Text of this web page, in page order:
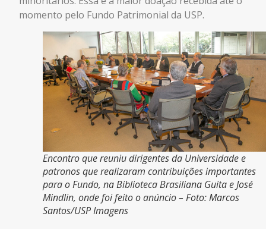
momento pelo Fundo Patrimonial da USP.
Encontro que reuniu dirigentes da Universidade e
patronos que realizaram contribuições importantes
para o Fundo, na Biblioteca Brasiliana Guita e José
Mindlin, onde foi feito o anúncio – Foto: Marcos
Santos/USP Imagens